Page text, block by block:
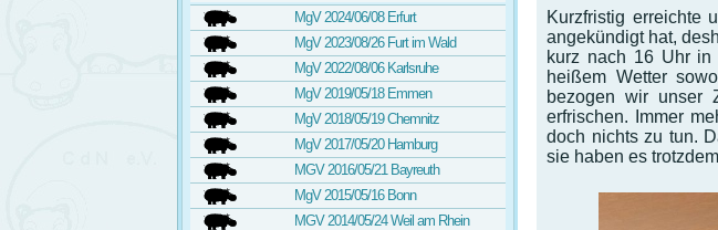
MgV 2024/06/08 Erfurt
MgV 2023/08/26 Furt im Wald
MgV 2022/08/06 Karlsruhe
MgV 2019/05/18 Emmen
MgV 2018/05/19 Chemnitz
MgV 2017/05/20 Hamburg
MGV 2016/05/21 Bayreuth
MgV 2015/05/16 Bonn
MGV 2014/05/24 Weil am Rhein
Kurzfristig erreichte
angekündigt hat,
kurz nach 16 Uhr in
heißem Wetter
bezogen wir unser
erfrischen. Immer
doch nichts zu tun.
sie haben es